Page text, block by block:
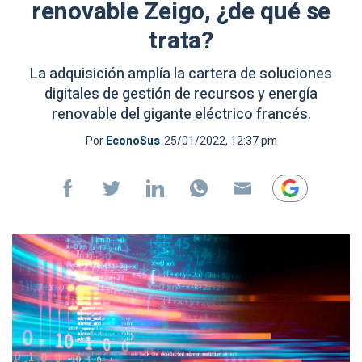
renovable Zeigo, ¿de qué se
trata?
La adquisición amplía la cartera de soluciones
digitales de gestión de recursos y energía
renovable del gigante eléctrico francés.
PorEconoSus 25/01/2022, 12:37 pm